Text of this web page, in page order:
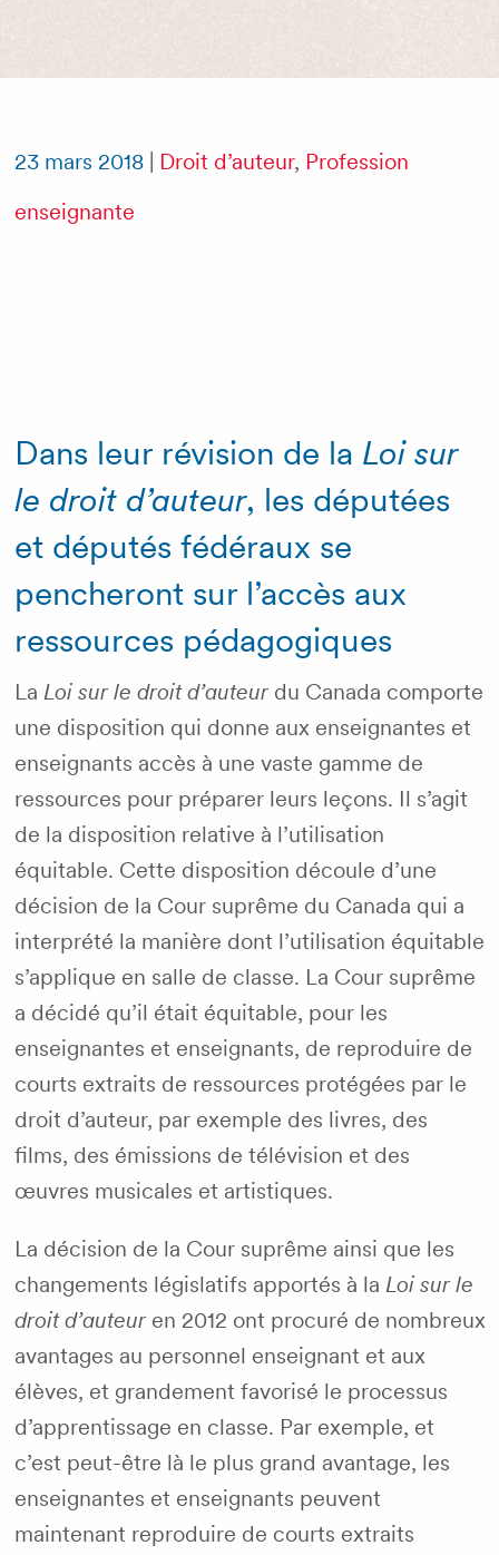
23 mars 2018| Droit d’auteur, Profession
enseignante
Dans leur révision de la Loi sur
le droit d’auteur, les députées
et députés fédéraux se
pencheront sur l’accès aux
ressources pédagogiques
La Loi sur le droit d’auteurdu Canada comporte
une disposition qui donne aux enseignantes et
enseignants accès à une vaste gamme de
ressources pour préparer leurs leçons. Il s’agit
de la disposition relative à l’utilisation
équitable. Cette disposition découle d’une
décision de la Cour suprême du Canada qui a
interprété la manière dont l’utilisation équitable
s’applique en salle de classe. La Cour suprême
a décidé qu’il était équitable, pour les
enseignantes et enseignants, de reproduire de
courts extraits de ressources protégées par le
droit d’auteur, par exemple des livres, des
films, des émissions de télévision et des
œuvres musicales et artistiques.
La décision de la Cour suprême ainsi que les
changements législatifs apportés à la Loi sur le
droit d’auteur en 2012 ont procuré de nombreux
avantages au personnel enseignant et aux
élèves, et grandement favorisé le processus
d’apprentissage en classe. Par exemple, et
c’est peut-être là le plus grand avantage, les
enseignantes et enseignants peuvent
maintenant reproduire de courts extraits